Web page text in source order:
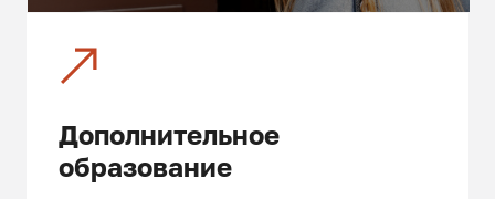
транспорта
городского наземного
электрического транспорта
Дополнительное
образование